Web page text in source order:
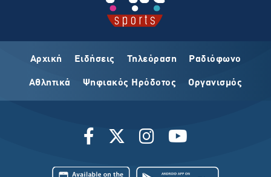
Αρχική Ειδήσεις Τηλεόραση Ραδιόφωνο
Αθλητικά Ψηφιακός Ηρόδοτος Οργανισμός